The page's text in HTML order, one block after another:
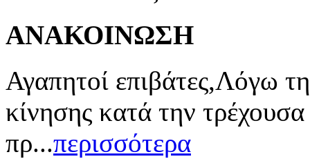
ΑΝΑΚΟΙΝΩΣΗ
Αγαπητοί επιβάτες,Λόγω
κίνησης κατά την
πρ...περισσότερα